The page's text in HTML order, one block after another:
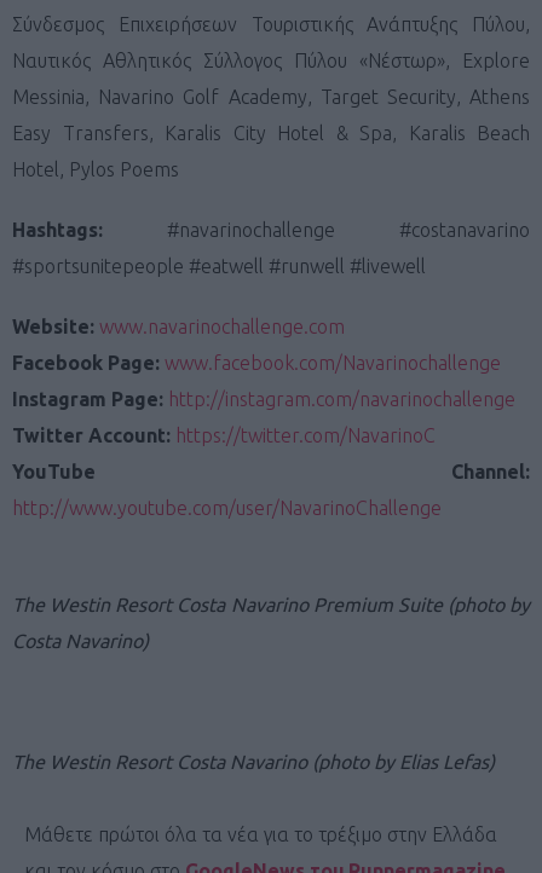
Σύνδεσμος Επιχειρήσεων Τουριστικής Ανάπτυξης Πύλου,
Ναυτικός Αθλητικός Σύλλογος Πύλου «Νέστωρ», Explore
Messinia, Navarino Golf Academy, Target Security, Athens
Easy Transfers, Karalis City Hotel & Spa, Karalis Beach
Hotel, Pylos Poems
Hashtags: #navarinochallenge #costanavarino
#sportsunitepeople #eatwell #runwell #livewell
Website: www.navarinochallenge.com
Facebook Page: www.facebook.com/Navarinochallenge
Instagram Page: http://instagram.com/navarinochallenge
Twitter Account: https://twitter.com/NavarinoC
YouTube Channel:
http://www.youtube.com/user/NavarinoChallenge
The Westin Resort Costa Navarino Premium Suite (photo by
Costa Navarino)
The Westin Resort Costa Navarino (photo by Elias Lefas)
Μάθετε πρώτοι όλα τα νέα για το τρέξιμο στην Ελλάδα